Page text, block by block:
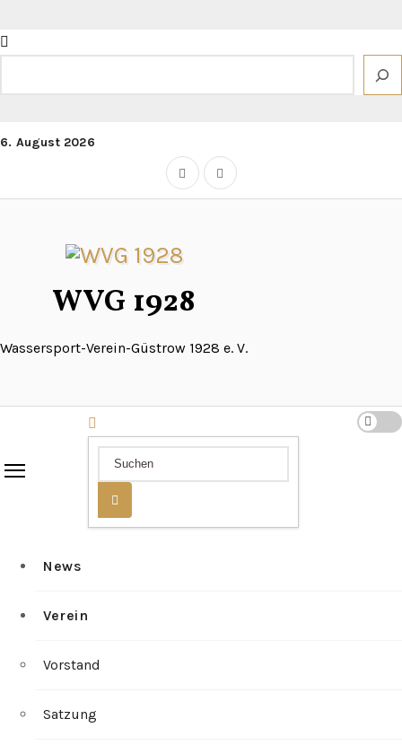
Inhalt
springen
6. August 2026
WVG 1928
Wassersport-Verein-Güstrow 1928 e. V.
News
Verein
Vorstand
Satzung